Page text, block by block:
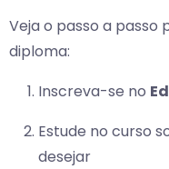
Veja o passo a passo
diploma:
Inscreva-se no
Estude no curso
desejar